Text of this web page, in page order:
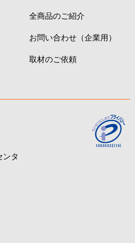
全商品のご紹介
お問い合わせ（企業用）
取材のご依頼
ンタ